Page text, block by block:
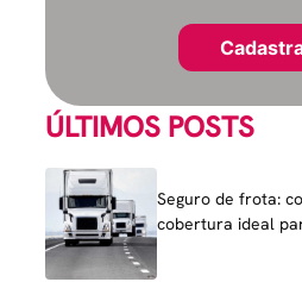
ÚLTIMOS POSTS
Seguro de frota:
cobertura ideal